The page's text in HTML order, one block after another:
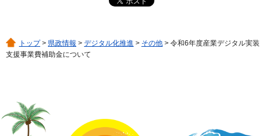
トップ> 県政情報 > デジタル化推進 > その他 > 令和6年度産業デジタル実装
支援事業費補助金について